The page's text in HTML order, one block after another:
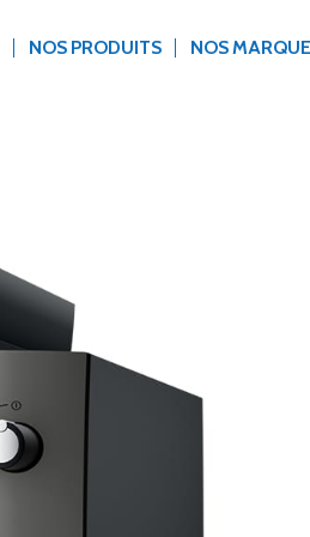
NOS PRODUITS NOS